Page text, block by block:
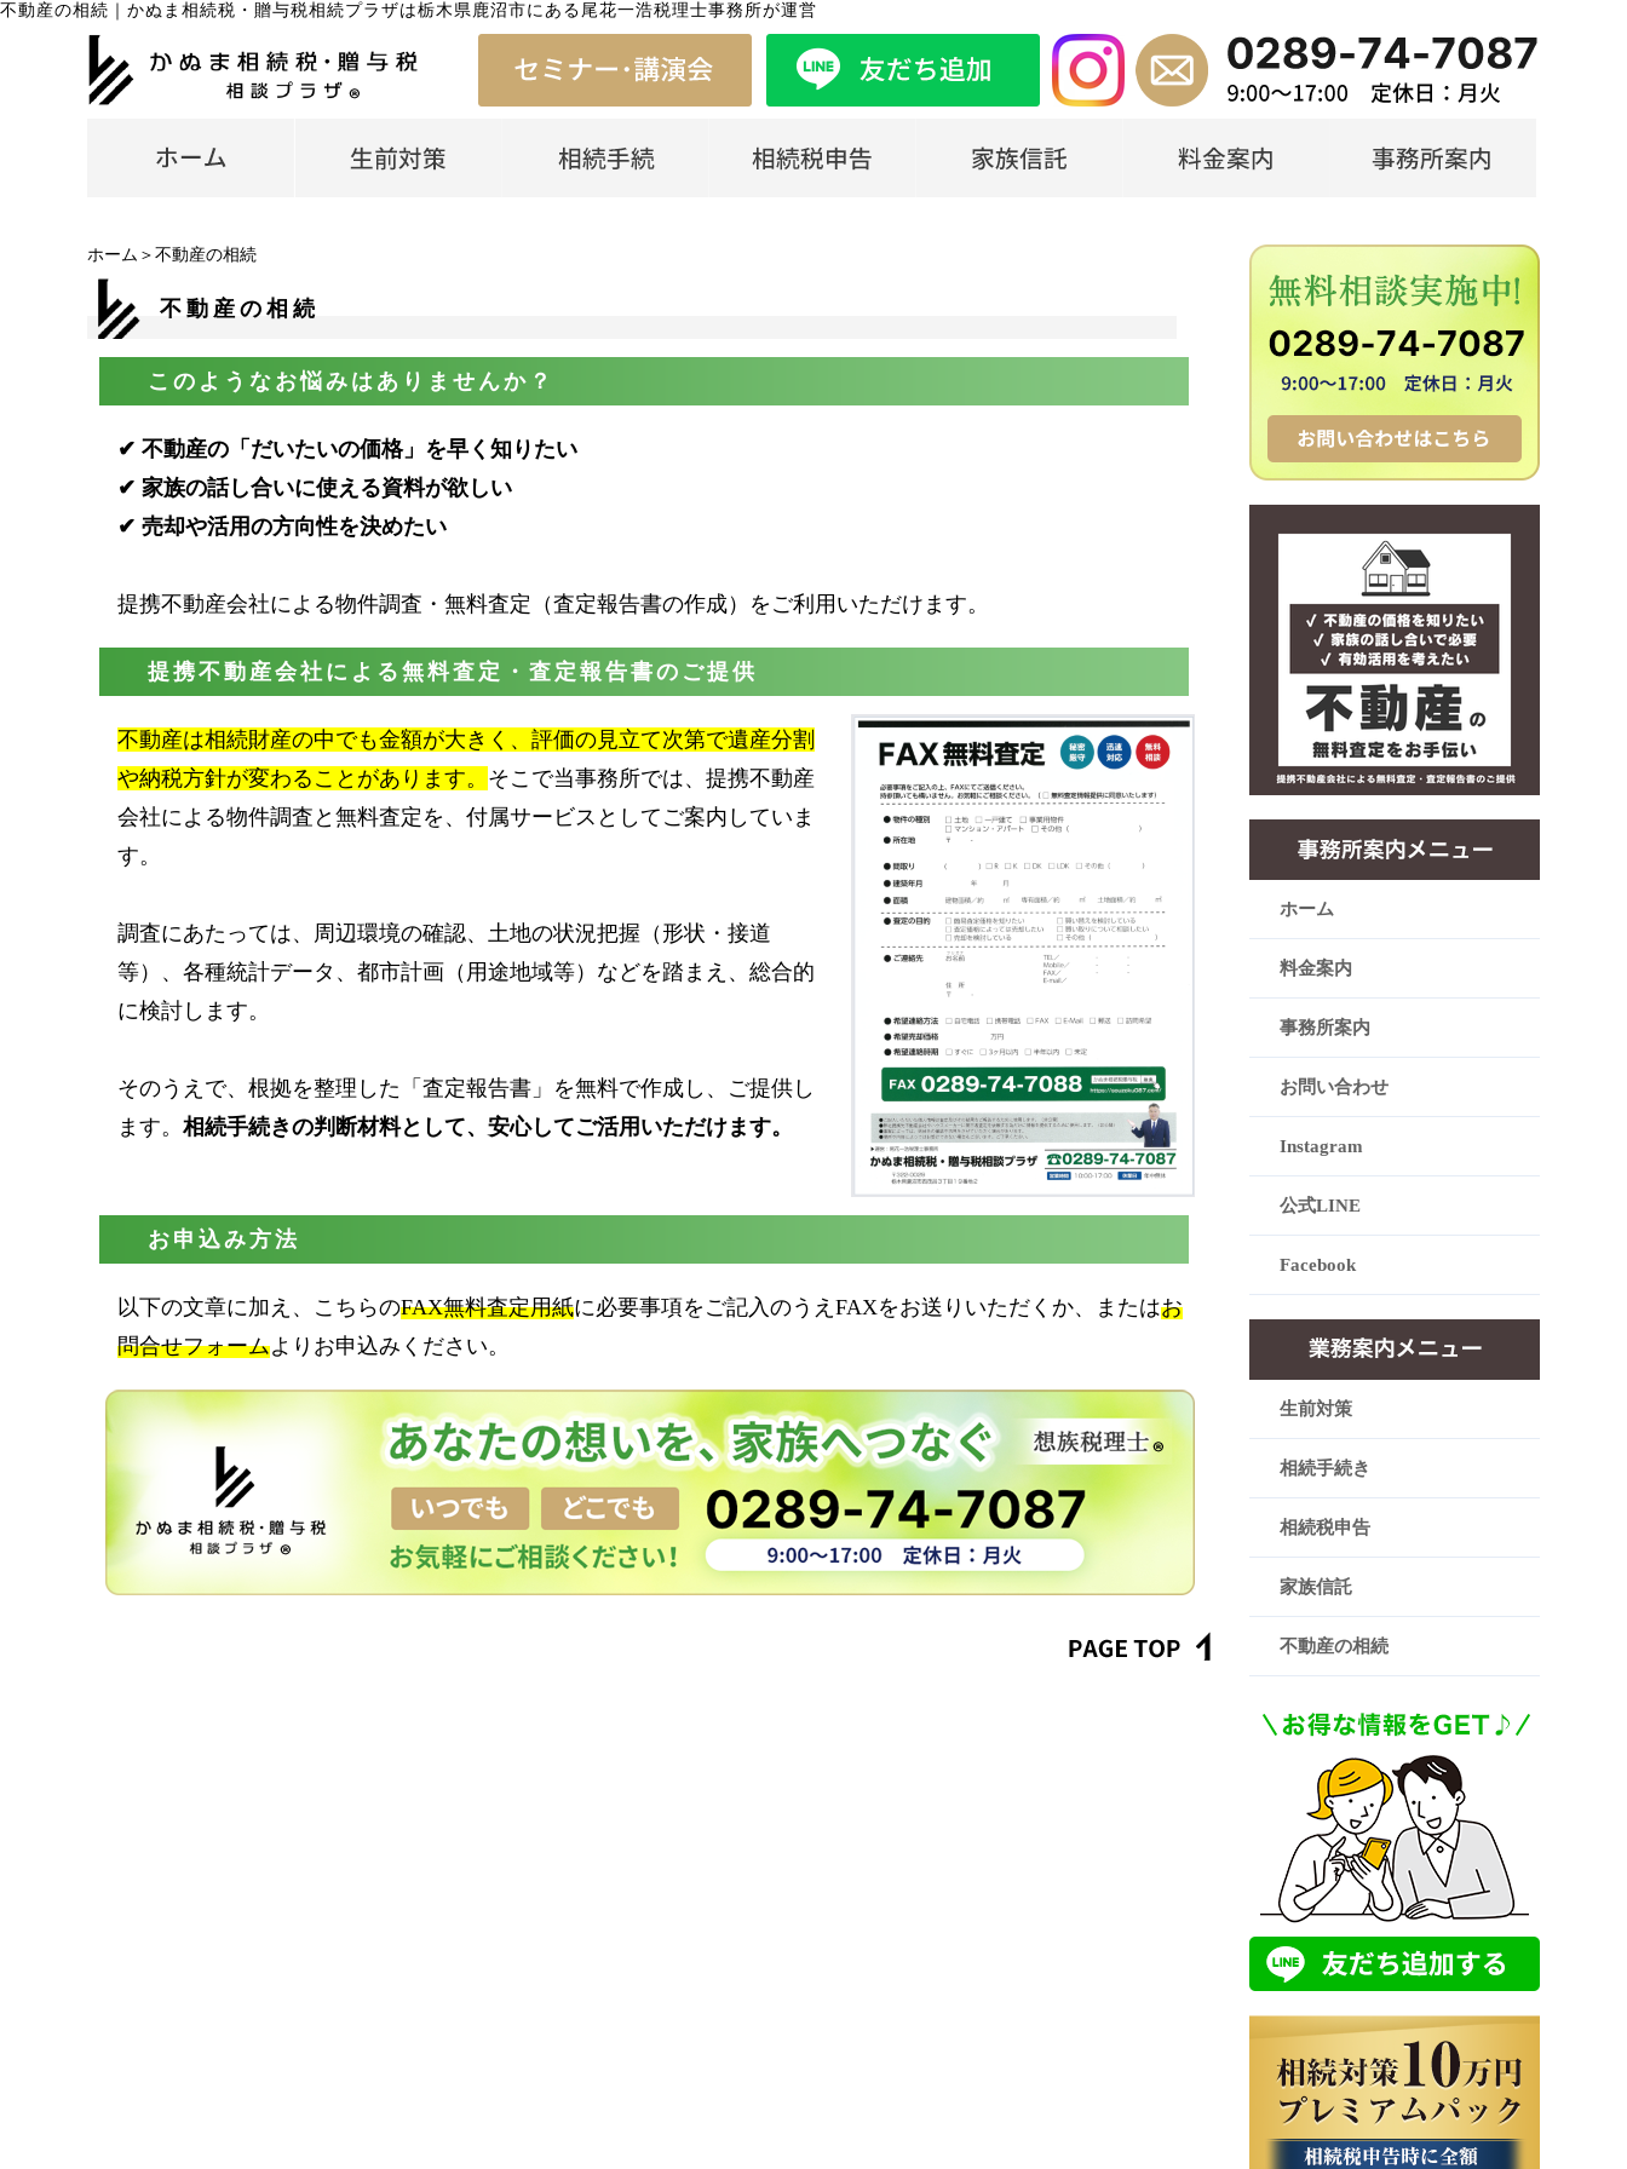
不動産の相続 かぬま相続税・贈与税相続プラザは栃木県鹿沼市にある尾花一浩税理士事務所が運営
ホーム ＞不動産の相続
不動産の相続
このようなお悩みはありませんか？
✔ 不動産の「だいたいの価格」を早く知りたい
✔ 家族の話し合いに使える資料が欲しい
✔ 売却や活用の方向性を決めたい
提携不動産会社による物件調査・無料査定（査定報告書の作成）をご利用いただけます。
提携不動産会社による無料査定・査定報告書のご提供
不動産は相続財産の中でも金額が大きく、評価の見立て次第で遺産分割
や納税方針が変わることがあります。 そこで当事務所では、提携不動産
会社による物件調査と無料査定を、付属サービスとしてご案内していま
す。
調査にあたっては、周辺環境の確認、土地の状況把握（形状・接道
等）、各種統計データ、都市計画（用途地域等）などを踏まえ、総合的
に検討します。
そのうえで、根拠を整理した「査定報告書」を無料で作成し、ご提供し
ます。 相続手続きの判断材料として、安心してご活用いただけます。
お申込み方法
以下の文章に加え、こちらのFAX無料査定用紙に必要事項をご記入のうえFAXをお送りいただくか、またはお
問合せフォームよりお申込みください。
ホーム
料金案内
事務所案内
お問い合わせ
Instagram
公式LINE
Facebook
生前対策
相続手続き
相続税申告
家族信託
不動産の相続